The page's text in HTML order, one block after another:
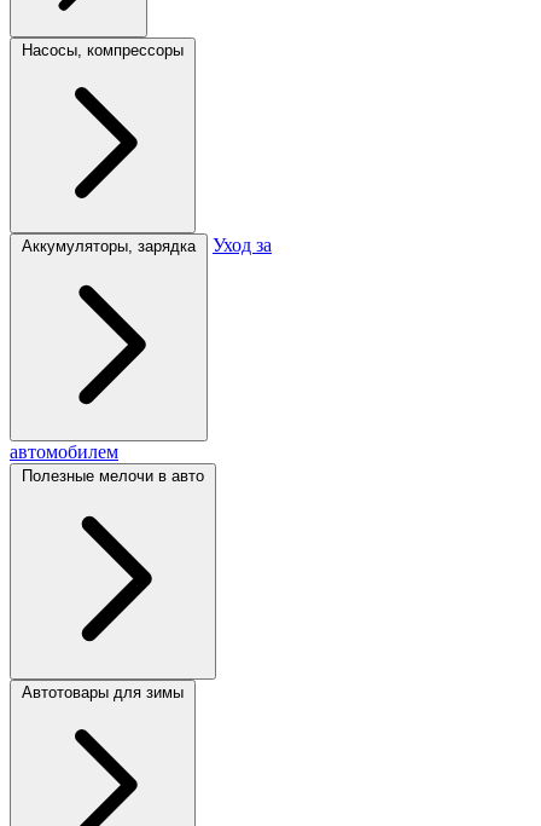
Насосы, компрессоры
Аккумуляторы, зарядка Уход за
автомобилем
Полезные мелочи в авто
Автотовары для зимы